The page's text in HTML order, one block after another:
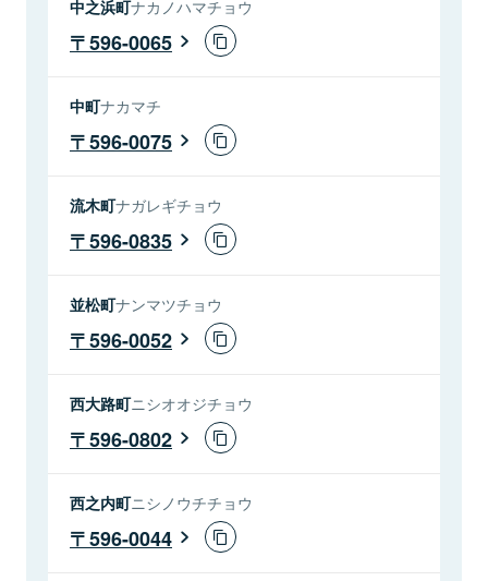
中之浜町ナカノハマチョウ
596-0065
中町ナカマチ
596-0075
流木町ナガレギチョウ
596-0835
並松町ナンマツチョウ
596-0052
西大路町ニシオオジチョウ
596-0802
西之内町ニシノウチチョウ
596-0044